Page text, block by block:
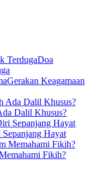
Doa
Gerakan Keagamaan
Dalil Khusus?
Sepanjang Hayat
Fikih?